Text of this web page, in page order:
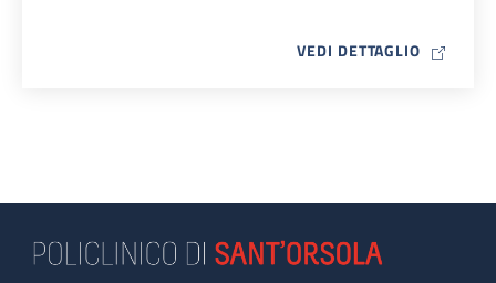
VEDI DETTAGLIO MAP ICON